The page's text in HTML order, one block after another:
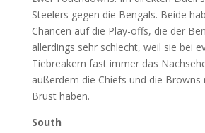
Steelers gegen die Bengals. Beide
Chancen auf die Play-offs, die der
allerdings sehr schlecht, weil sie bei
Tiebreakern fast immer das
außerdem die Chiefs und die Browns
Brust haben.
South